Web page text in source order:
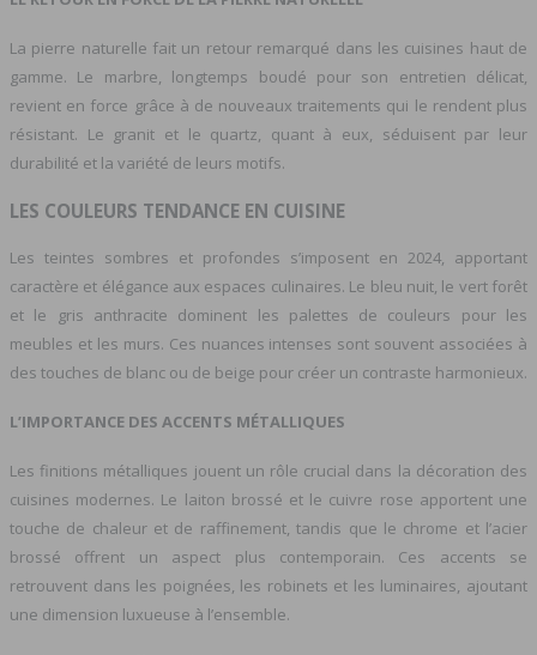
La pierre naturelle fait un retour remarqué dans les cuisines haut de
gamme. Le marbre, longtemps boudé pour son entretien délicat,
revient en force grâce à de nouveaux traitements qui le rendent plus
résistant. Le granit et le quartz, quant à eux, séduisent par leur
durabilité et la variété de leurs motifs.
LES COULEURS TENDANCE EN CUISINE
Les teintes sombres et profondes s’imposent en 2024, apportant
caractère et élégance aux espaces culinaires. Le bleu nuit, le vert forêt
et le gris anthracite dominent les palettes de couleurs pour les
meubles et les murs. Ces nuances intenses sont souvent associées à
des touches de blanc ou de beige pour créer un contraste harmonieux.
L’IMPORTANCE DES ACCENTS MÉTALLIQUES
Les finitions métalliques jouent un rôle crucial dans la décoration des
cuisines modernes. Le laiton brossé et le cuivre rose apportent une
touche de chaleur et de raffinement, tandis que le chrome et l’acier
brossé offrent un aspect plus contemporain. Ces accents se
retrouvent dans les poignées, les robinets et les luminaires, ajoutant
une dimension luxueuse à l’ensemble.